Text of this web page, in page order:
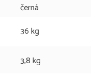
černá
36 kg
3,8 kg